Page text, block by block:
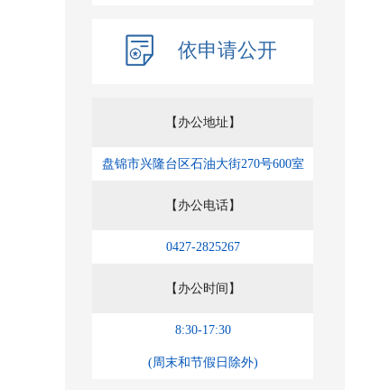
依申请公开
【办公地址】
盘锦市兴隆台区石油大街270号600室
【办公电话】
0427-2825267
【办公时间】
8:30-17:30
(周末和节假日除外)